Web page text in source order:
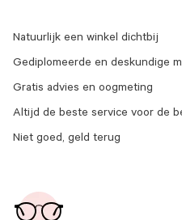
Natuurlijk een winkel dichtbij
Gediplomeerde en deskundige
Gratis advies en oogmeting
Altijd de beste service voor de
Niet goed, geld terug